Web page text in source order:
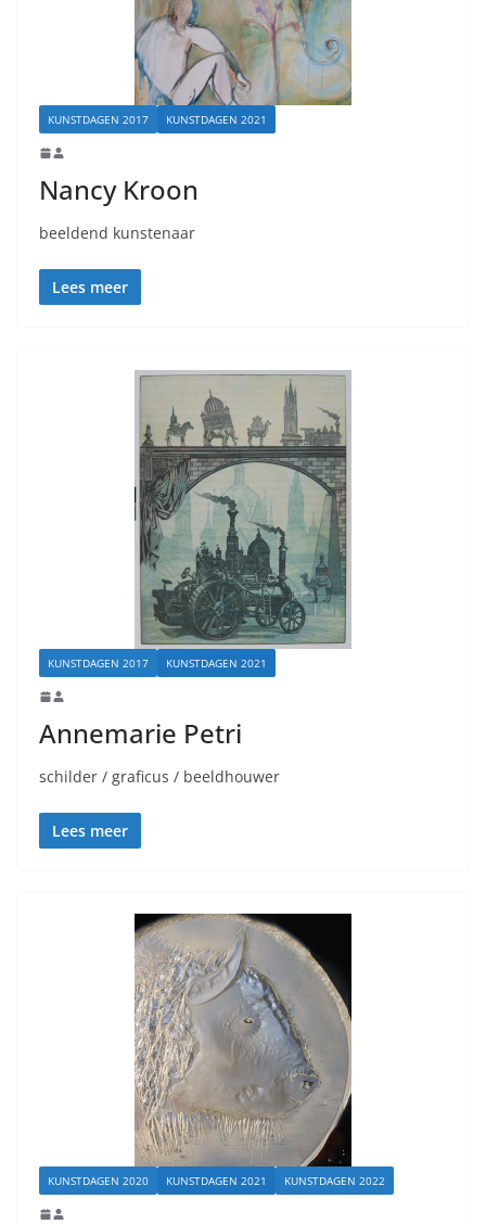
KUNSTDAGEN 2017 KUNSTDAGEN 2021
Nancy Kroon
beeldend kunstenaar
Lees meer
KUNSTDAGEN 2017 KUNSTDAGEN 2021
Annemarie Petri
schilder / graficus / beeldhouwer
Lees meer
KUNSTDAGEN 2020 KUNSTDAGEN 2021 KUNSTDAGEN 2022